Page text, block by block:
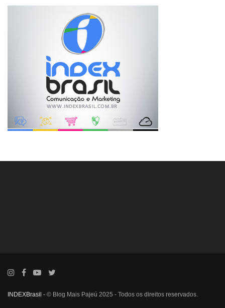
INDEXBrasil - © Blog Mais Pajeú 2025 - Todos os direitos reservados.